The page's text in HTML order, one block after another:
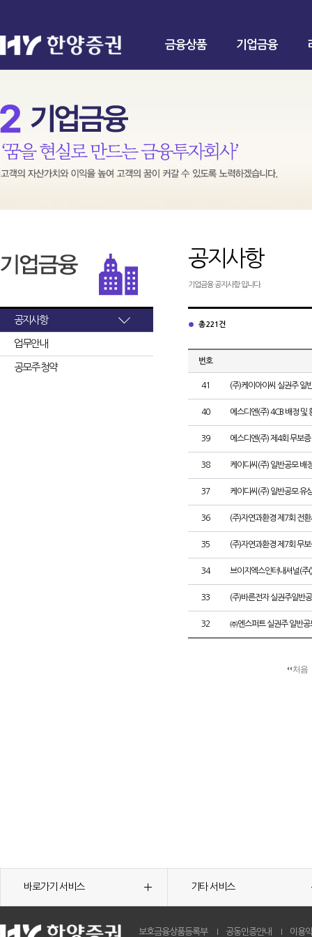
금융상품 기업금융
공지사항
업무안내
공모주 청약
공지사항
기업금융 공지사항 입니다.
총 221건
번호
41 (주)케이아이씨 실권주 일
40 에스디엔(주) 4CB 배정 및
39 에스디엔(주) 제4회 무보
38 케이디씨(주) 일반공모 배
37 케이디씨(주) 일반공모 유
36 (주)자연과환경 제7회 전
35 (주)자연과환경 제7회 무
34 브이지엑스인터내셔널(주
33 (주)바른전자 실권주일반
32 ㈜엔스퍼트 실권주 일반공
처음
바로가기 서비스 기타 서비스
보호금융상품등록부 공동인증안내 이용